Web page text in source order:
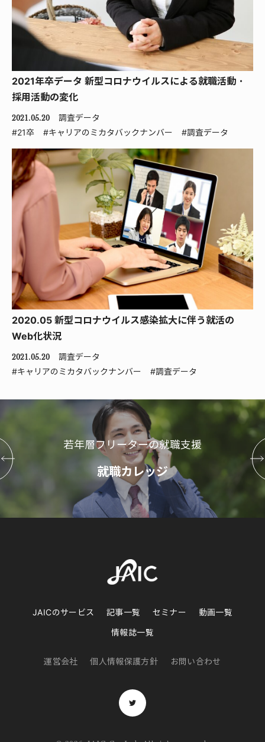
2021年卒データ 新型コロナウイルスによる就職活動・
採用活動の変化
2021.05.20
調査データ
#21卒
#キャリアのミカタバックナンバー #調査データ
2020.05 新型コロナウイルス感染拡大に伴う就活の
Web化状況
2021.05.20
調査データ
#キャリアのミカタバックナンバー
#調査データ
若年層フリーターの就職支援
就職カレッジ
JAICのサービス 記事一覧 セミナー
動画一覧
情報誌一覧
運営会社 個人情報保護方針 お問い合わせ